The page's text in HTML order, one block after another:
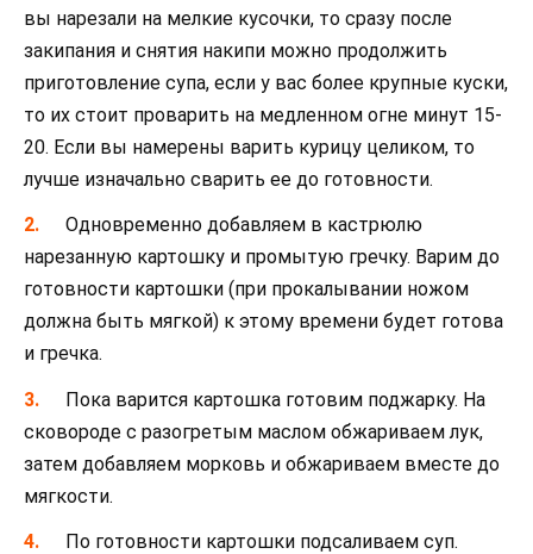
вы нарезали на мелкие кусочки, то сразу после
закипания и снятия накипи можно продолжить
приготовление супа, если у вас более крупные куски,
то их стоит проварить на медленном огне минут 15-
20. Если вы намерены варить курицу целиком, то
лучше изначально сварить ее до готовности.
Одновременно добавляем в кастрюлю
нарезанную картошку и промытую гречку. Варим до
готовности картошки (при прокалывании ножом
должна быть мягкой) к этому времени будет готова
и гречка.
Пока варится картошка готовим поджарку. На
сковороде с разогретым маслом обжариваем лук,
затем добавляем морковь и обжариваем вместе до
мягкости.
По готовности картошки подсаливаем суп.